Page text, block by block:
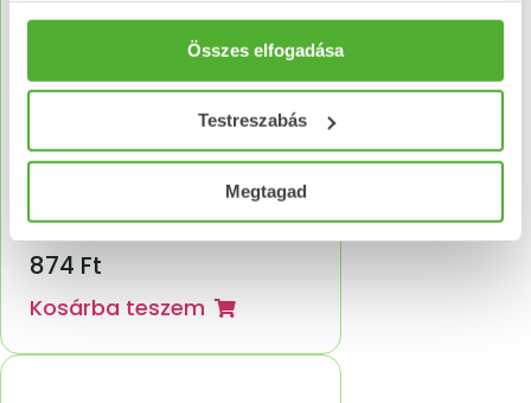
Összes elfogadása
Testreszabás
Megtagad
NATURLAND Szennalevél
tea filteres 25x1g
874 Ft
Kosárba teszem